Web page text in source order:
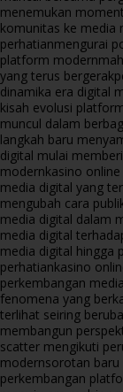
menemukan
komunitas ke media
perhatianmengurai
platform modern
yang terus bergerak
dinamika era digital
kisah evolusi
muncul dalam
langkah baru
digital mulai
modernkasino
media digital yang
mengubah cara
media digital dalam
media digital
media digital hingga
perhatiankasino
perkembangan
fenomena yang
terlihat seiring
membangun
scatter mengikuti
modernsorotan
perkembangan